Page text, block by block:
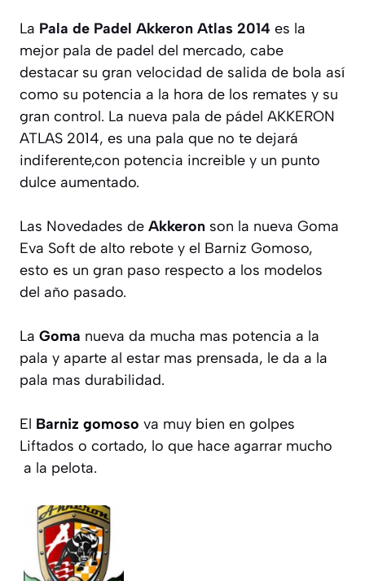
La Pala de Padel Akkeron Atlas 2014 es la
mejor pala de padel del mercado, cabe
destacar su gran velocidad de salida de bola así
como su potencia a la hora de los remates y su
gran control. La nueva pala de pádel AKKERON
ATLAS 2014, es una pala que no te dejará
indiferente,con potencia increible y un punto
dulce aumentado.
Las Novedades de Akkeron son la nueva Goma
Eva Soft de alto rebote y el Barniz Gomoso,
esto es un gran paso respecto a los modelos
del año pasado.
La Goma nueva da mucha mas potencia a la
pala y aparte al estar mas prensada, le da a la
pala mas durabilidad.
El Barniz gomoso va muy bien en golpes
Liftados o cortado, lo que hace agarrar mucho
a la pelota.